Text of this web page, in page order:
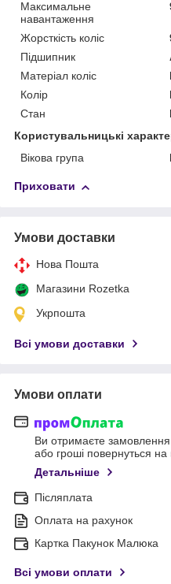
Максимальне
навантаження
Жорсткість коліс
Підшипник
Матеріал коліс
Колір
Стан
Користувальницькі
Вікова група
Приховати
Умови доставки
Нова Пошта
Магазини Rozetka
Укрпошта
Всі умови доставки
Умови оплати
Ви отримаєте замовлення
або гроші повернуться на
Детальніше
Післяплата
Оплата на рахунок
Картка Пакунок Малюка
Всі умови оплати